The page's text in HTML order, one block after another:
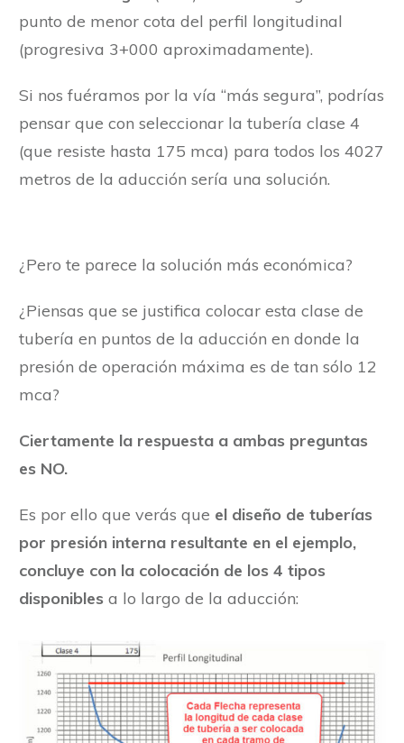
punto de menor cota del perfil longitudinal
(progresiva 3+000 aproximadamente).
Si nos fuéramos por la vía “más segura”, podrías
pensar que con seleccionar la tubería clase 4
(que resiste hasta 175 mca) para todos los 4027
metros de la aducción sería una solución.
¿Pero te parece la solución más económica?
¿Piensas que se justifica colocar esta clase de
tubería en puntos de la aducción en donde la
presión de operación máxima es de tan sólo 12
mca?
Ciertamente la respuesta a ambas preguntas
es NO.
Es por ello que verás que el diseño de tuberías
por presión interna resultante en el ejemplo,
concluye con la colocación de los 4 tipos
disponibles a lo largo de la aducción: